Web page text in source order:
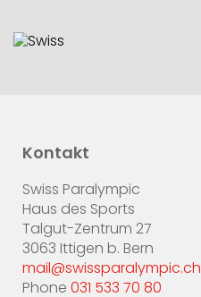
Kontakt
Swiss Paralympic
Haus des Sports
Talgut-Zentrum 27
3063 Ittigen b. Bern
mail@swissparalympic.ch
Phone 031 533 70 80